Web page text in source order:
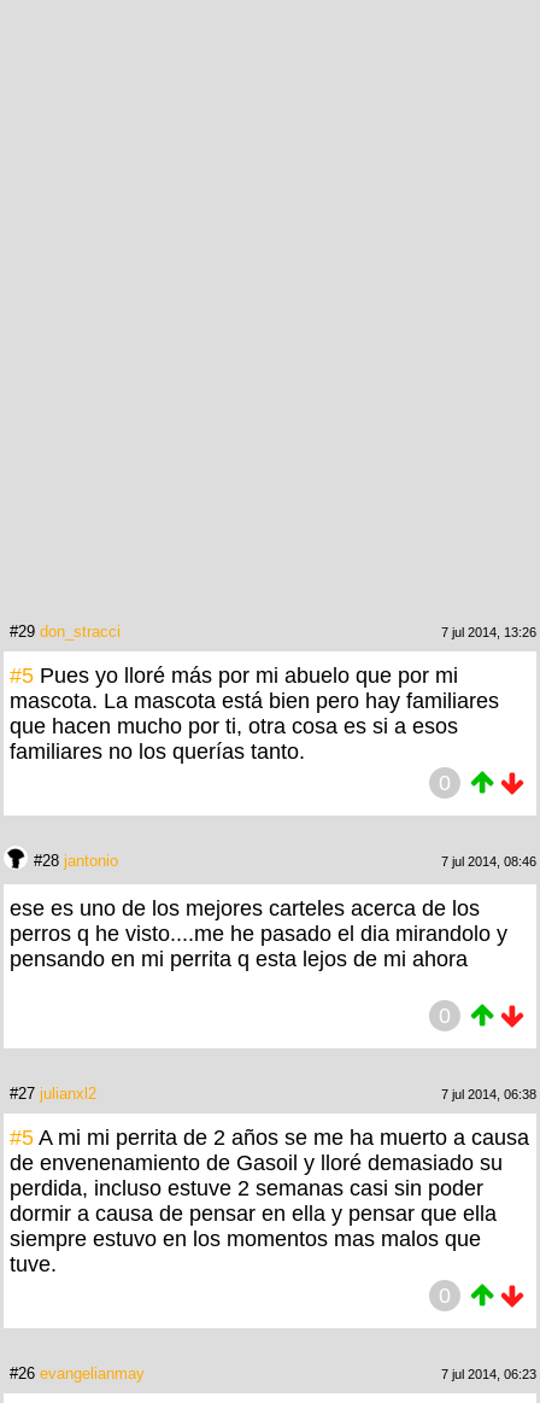
#29 don_stracci 7 jul 2014, 13:26
#5 Pues yo lloré más por mi abuelo que por mi
mascota. La mascota está bien pero hay familiares
que hacen mucho por ti, otra cosa es si a esos
familiares no los querías tanto.
0
#28 jantonio 7 jul 2014, 08:46
ese es uno de los mejores carteles acerca de los
perros q he visto....me he pasado el dia mirandolo y
pensando en mi perrita q esta lejos de mi ahora
0
#27 julianxl2 7 jul 2014, 06:38
#5 A mi mi perrita de 2 años se me ha muerto a causa
de envenenamiento de Gasoil y lloré demasiado su
perdida, incluso estuve 2 semanas casi sin poder
dormir a causa de pensar en ella y pensar que ella
siempre estuvo en los momentos mas malos que
tuve.
0
#26 evangelianmay 7 jul 2014, 06:23